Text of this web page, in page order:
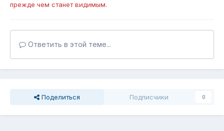
прежде чем станет видимым.
Ответить в этой теме...
Поделиться Подписчики 0